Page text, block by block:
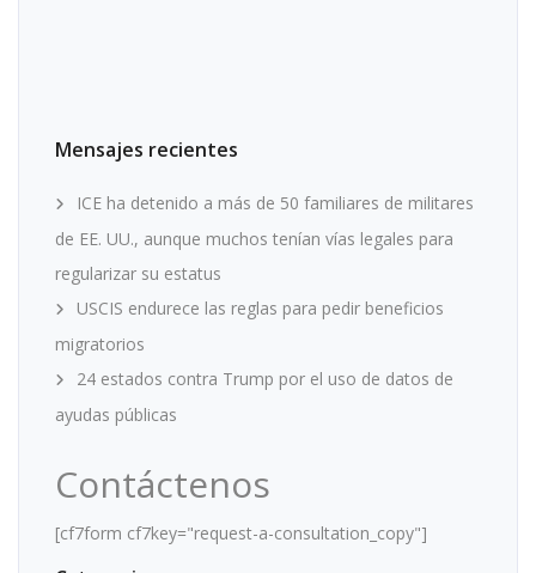
Mensajes recientes
ICE ha detenido a más de 50 familiares de militares
de EE. UU., aunque muchos tenían vías legales para
regularizar su estatus
USCIS endurece las reglas para pedir beneficios
migratorios
24 estados contra Trump por el uso de datos de
ayudas públicas
Contáctenos
[cf7form cf7key="request-a-consultation_copy"]